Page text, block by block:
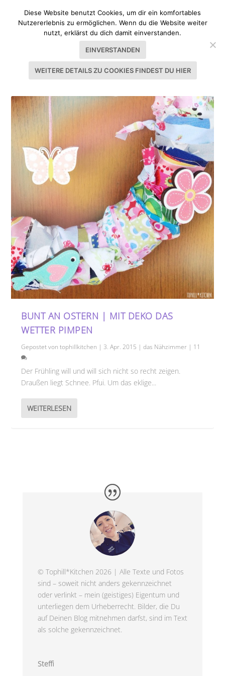
SCHLAGWORT:HÜHNER
BUNT AN OSTERN | MIT DEKO DAS
WETTER PIMPEN
Gepostet vontophillkitchen |3. Apr. 2015 |das Nähzimmer | 11
Der Frühling will und will sich nicht so recht zeigen.
Draußen liegt Schnee. Pfui. Um das eklige...
WEITERLESEN
© Tophill*Kitchen 2026 | Alle Texte und Fotos
sind – soweit nicht anders gekennzeichnet
oder verlinkt – mein (geistiges) Eigentum und
unterliegen dem Urheberrecht. Bilder, die Du
auf Deinen Blog mitnehmen darfst, sind im Text
als solche gekennzeichnet.
Steffi
Diese Website benutzt Cookies, um dir ein komfortables
Nutzererlebnis zu ermöglichen. Wenn du die Website weiter
nutzt, erklärst du dich damit einverstanden.
EINVERSTANDEN
WEITERE DETAILS ZU COOKIES FINDEST DU HIER